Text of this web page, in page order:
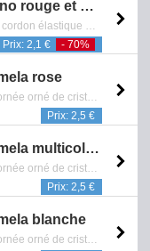
Bracelet souple El Mano rouge et argenté
Bracelet souple composé d'un cordon élastique et d'un pendentif représentant une main incrusté de cristaux blancs avec finition argentée - Sans Nickel - Reference: 0601.150.0909
Prix: 2,1 €
- 70%
rose
Barette à cheveux métallique ornée orné de cristaux roses - Longueur: 6 cm - Sans Nickel - Reference: 0902.233.0808
Prix: 2,5 €
Barette à cheveux Pamela multicolore
Barette à cheveux métallique ornée orné de cristaux muliticolores - Longueur: 6 cm - Sans Nickel - Reference: 0902.235.0808
Prix: 2,5 €
blanche
Barette à cheveux métallique ornée orné de cristaux blancs - Longueur: 6 cm - Sans Nickel - Reference: 0902.234.0808